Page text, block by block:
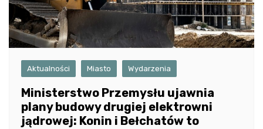
Aktualności Miasto Wydarzenia
Ministerstwo Przemysłu ujawnia
plany budowy drugiej elektrowni
jądrowej: Konin i Bełchatów to